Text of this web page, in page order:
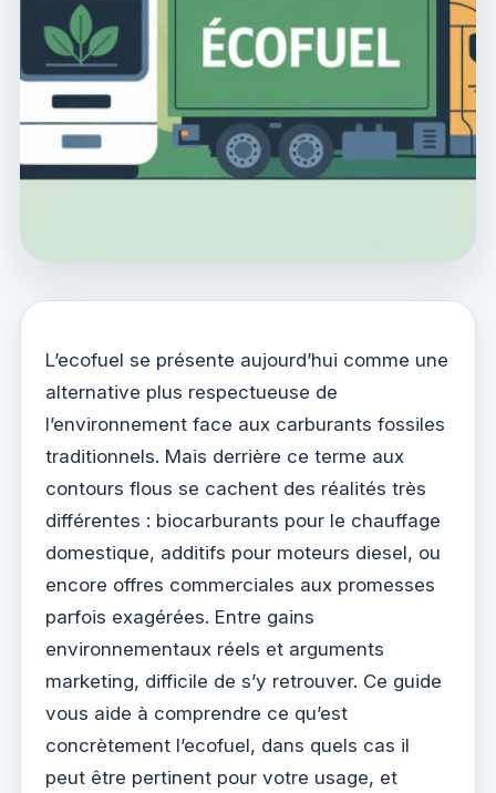
L’ecofuel se présente aujourd’hui comme une
alternative plus respectueuse de
l’environnement face aux carburants fossiles
traditionnels. Mais derrière ce terme aux
contours flous se cachent des réalités très
différentes : biocarburants pour le chauffage
domestique, additifs pour moteurs diesel, ou
encore offres commerciales aux promesses
parfois exagérées. Entre gains
environnementaux réels et arguments
marketing, difficile de s’y retrouver. Ce guide
vous aide à comprendre ce qu’est
concrètement l’ecofuel, dans quels cas il
peut être pertinent pour votre usage, et